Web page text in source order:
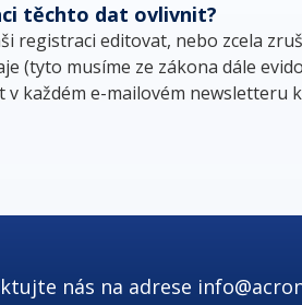
těchto dat ovlivnit?
registraci editovat, nebo zcela
(tyto musíme ze zákona dále
v každém e-mailovém newsletteru
nás na adrese